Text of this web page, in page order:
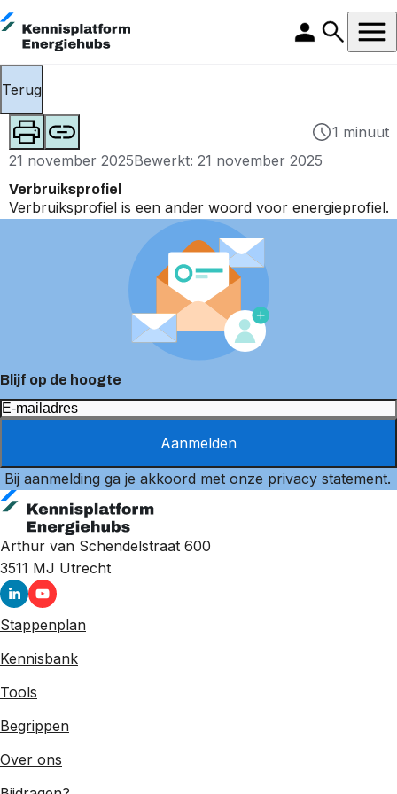
Terug
1 minuut
21 november 2025Bewerkt: 21 november 2025
Verbruiksprofiel
Verbruiksprofiel is een ander woord voor energieprofiel.
Blijf op de hoogte
Aanmelden
Bij aanmelding ga je akkoord met onze privacy statement.
Arthur van Schendelstraat 600
3511 MJ Utrecht
Stappenplan
Kennisbank
Tools
Begrippen
Over ons